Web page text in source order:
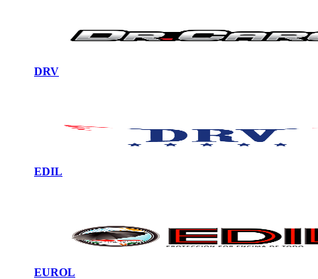
DRV
EDIL
EUROL